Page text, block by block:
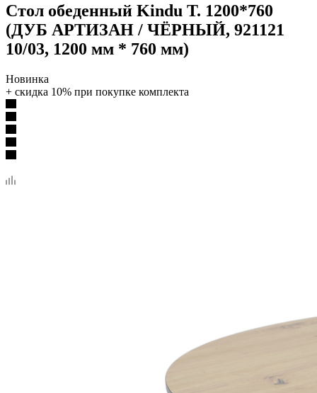
Стол обеденный Kindu T. 1200*760
(ДУБ АРТИЗАН / ЧЁРНЫЙ, 921121
10/03, 1200 мм * 760 мм)
Новинка
+ скидка 10% при покупке комплекта